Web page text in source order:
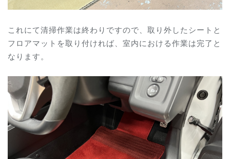
これにて清掃作業は終わりですので、取り外したシートと
フロアマットを取り付ければ、室内における作業は完了と
なります。